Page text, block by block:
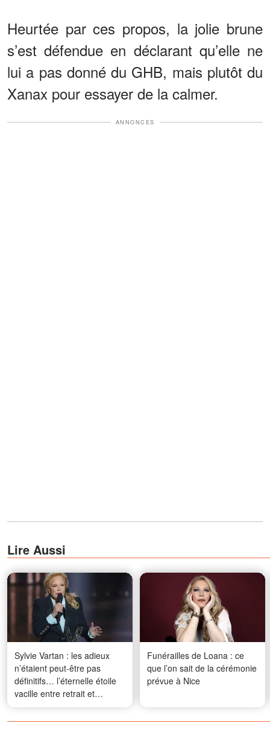
Heurtée par ces propos, la jolie brune
s’est défendue en déclarant qu’elle ne
lui a pas donné du GHB, mais plutôt du
Xanax pour essayer de la calmer.
ANNONCES
Lire Aussi
Sylvie Vartan : les adieux
n’étaient peut-être pas
définitifs… l’éternelle étoile
vacille entre retrait et
renaissance
Funérailles de Loana : ce
que l’on sait de la cérémonie
prévue à Nice